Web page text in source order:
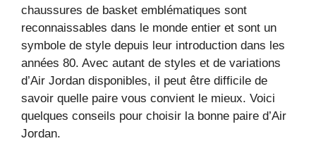
chaussures de basket emblématiques sont
reconnaissables dans le monde entier et sont un
symbole de style depuis leur introduction dans les
années 80. Avec autant de styles et de variations
d’Air Jordan disponibles, il peut être difficile de
savoir quelle paire vous convient le mieux. Voici
quelques conseils pour choisir la bonne paire d’Air
Jordan.